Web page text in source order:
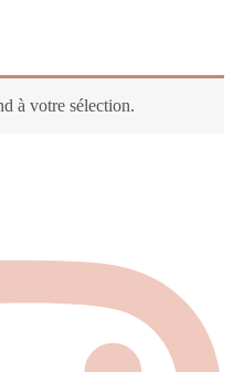
à votre sélection.